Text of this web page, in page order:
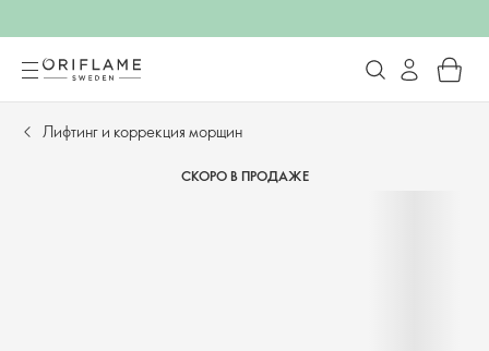
Лифтинг и коррекция морщин
СКОРО В ПРОДАЖЕ